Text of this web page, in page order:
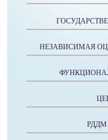
НЕЗАВИСИМАЯ